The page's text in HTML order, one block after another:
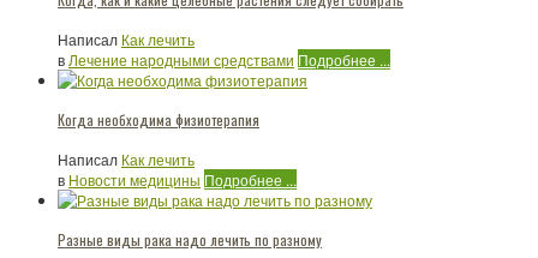
Написал Как лечить
в Лечение народными средствами Подробнее ...
Когда необходима физиотерапия
Написал Как лечить
в Новости медицины Подробнее ...
Разные виды рака надо лечить по разному